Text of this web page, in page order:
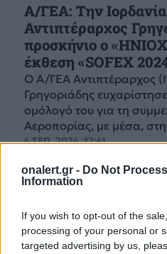
onalert.gr - Do Not
Information
If you wish to opt-out of the
processing of your personal or
targeted advertising by us,
Α/ΓΕΑ: Την
Αντιπτέραρχος
προσκήνιο ο
έκθεση «SOFEX
Ο Α/ΓΕΑ Αντιπτέραρχος
Γρηγοριάδης
ομόλογό του για τη
Αεροπορίας, με μέσα,
4 ΣΕΠ. 2024, 12:41